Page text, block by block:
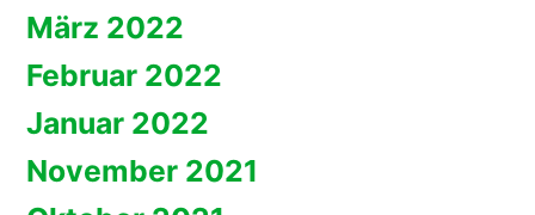
März 2022
Februar 2022
Januar 2022
November 2021